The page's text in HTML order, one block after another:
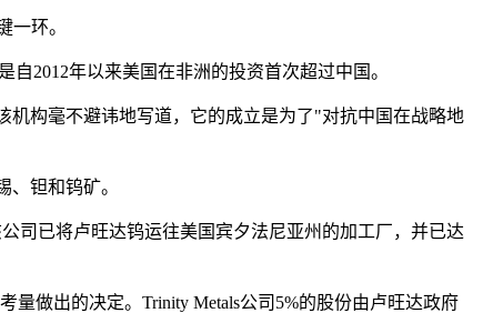
一环。
2012年以来美国在非洲的投资首次超过中国。
机构毫不避讳地写道，它的成立是为了"对抗中国在战略地
钽和钨矿。
司已将卢旺达钨运往美国宾夕法尼亚州的加工厂，并已达
做出的决定。Trinity Metals公司5%的股份由卢旺达政府